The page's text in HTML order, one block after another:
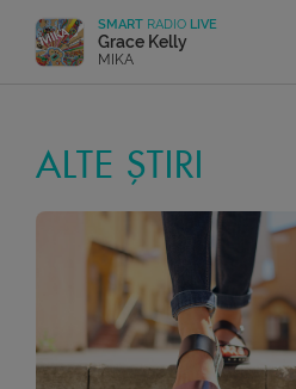
SMART RADIO LIVE
Grace Kelly
MIKA
ALTE ȘTIRI